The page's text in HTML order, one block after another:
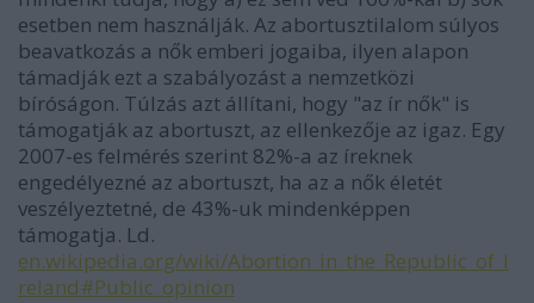
esetben nem használják. Az abortusztilalom súlyos
beavatkozás a nők emberi jogaiba, ilyen alapon
támadják ezt a szabályozást a nemzetközi
bíróságon. Túlzás azt állítani, hogy "az ír nők" is
támogatják az abortuszt, az ellenkezője az igaz. Egy
2007-es felmérés szerint 82%-a az íreknek
engedélyezné az abortuszt, ha az a nők életét
veszélyeztetné, de 43%-uk mindenképpen
támogatja. Ld.
en.wikipedia.org/wiki/Abortion_in_the_Republic_of_I
reland#Public_opinion